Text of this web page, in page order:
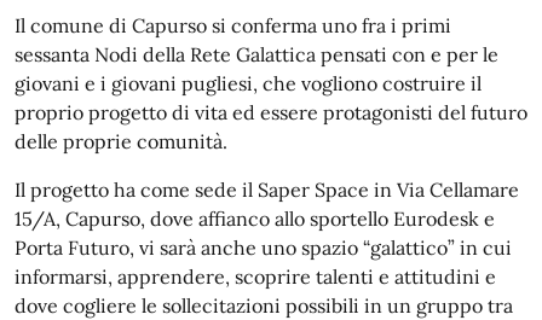
Il comune di Capurso si conferma uno fra i primi
sessanta Nodi della Rete Galattica pensati con e per le
giovani e i giovani pugliesi, che vogliono costruire il
proprio progetto di vita ed essere protagonisti del futuro
delle proprie comunità.
Il progetto ha come sede il Saper Space in Via Cellamare
15/A, Capurso, dove affianco allo sportello Eurodesk e
Porta Futuro, vi sarà anche uno spazio “galattico” in cui
informarsi, apprendere, scoprire talenti e attitudini e
dove cogliere le sollecitazioni possibili in un gruppo tra